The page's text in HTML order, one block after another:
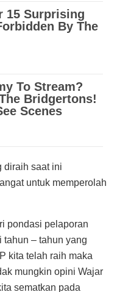
diraih saat ini
untuk memperolah
pondasi pelaporan
– tahun yang
kita telah raih maka
mungkin opini Wajar
sematkan pada